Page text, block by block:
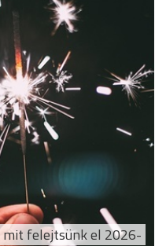
felejtsünk el 2026-